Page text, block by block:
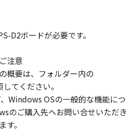
the SOFTWARE in
laws, restrictions and
all necessary
UPDATE
CANON'S SUBSIDIARIES OR
DISTRIBUTORS, OR
LICENSORS ARE
MAINTAINING OR
USE THE SOFTWARE, OR
WITH ANY UPDATES, FIXES
D2ボードが必要です。
注意
概要は、フォルダー内の
てください。
Windows OSの一般的な機能につ
のご購入先へお問い合せいただき
。